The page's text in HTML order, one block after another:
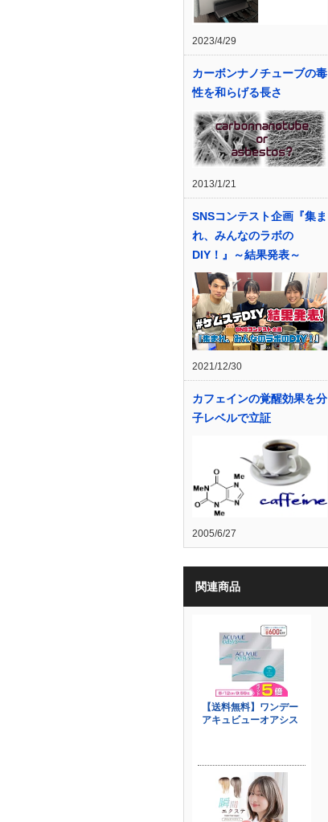
2023/4/29
カーボンナノチューブの毒
性を和らげる長さ
2013/1/21
SNSコンテスト企画『集ま
れ、みんなのラボの
DIY！』～結果発表～
2021/12/30
カフェインの覚醒効果を分
子レベルで立証
2005/6/27
関連商品